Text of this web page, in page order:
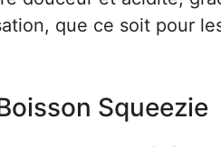
que ce soit pour
Squeezie